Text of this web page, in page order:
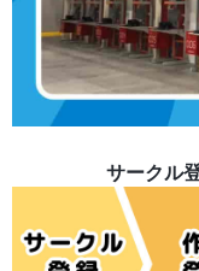
サークル